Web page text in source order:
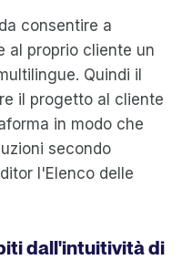
consentire a
al proprio cliente un
Quindi il
il progetto al cliente
in modo che
secondo
l'Elenco delle
dall'intuitività di